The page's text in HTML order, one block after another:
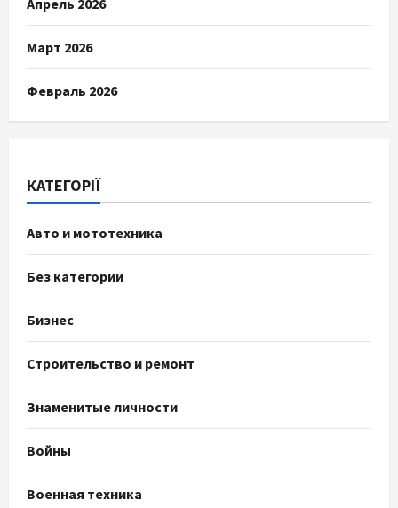
Март 2026
Февраль 2026
КАТЕГОРІЇ
Авто и мототехника
Без категории
Бизнес
Строительство и ремонт
Знаменитые личности
Войны
Военная техника